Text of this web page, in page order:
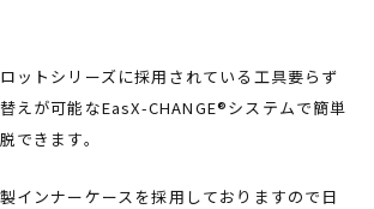
ットシリーズに採用されている工具要らず
えが可能なEasX-CHANGE®システムで簡単
できます。
インナーケースを採用しておりますので日